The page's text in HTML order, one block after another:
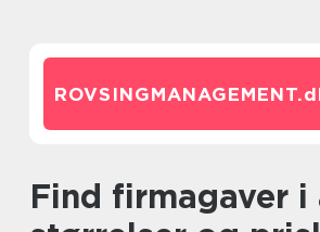
ROVSINGMANAGEMENT.
Find firmagaver i alle